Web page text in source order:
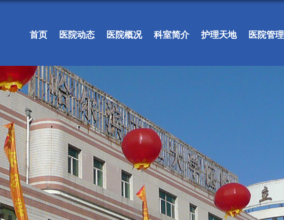
首页 医院动态 医院概况 科室简介 护理天地 医院管理